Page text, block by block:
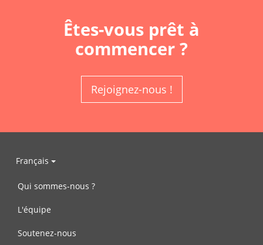
Êtes-vous prêt à
commencer ?
Rejoignez-nous !
Français
Qui sommes-nous ?
L'équipe
Soutenez-nous